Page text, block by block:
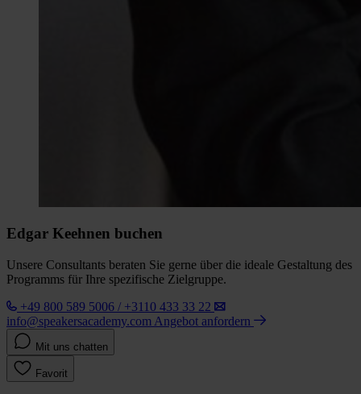
Edgar Keehnen buchen
Unsere Consultants beraten Sie gerne über die ideale Gestaltung des
Programms für Ihre spezifische Zielgruppe.
+49 800 589 5006 / +3110 433 33 22
info@speakersacademy.com Angebot anfordern
Mit uns chatten
Favorit